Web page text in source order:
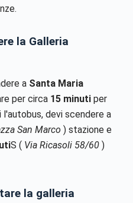
la Galleria
a Santa Maria
per circa 15 minutiper
l'autobus, devi scendere a
San Marco ) stazione e
S ( Via Ricasoli 58/60)
la galleria